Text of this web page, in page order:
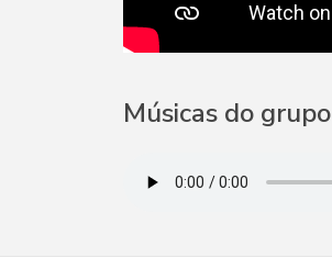
Músicas do grupo